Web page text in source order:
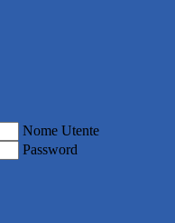
Nome Utente
Password